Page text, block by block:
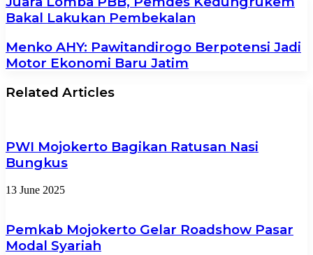
Bakal Lakukan Pembekalan
Menko AHY: Pawitandirogo Berpotensi Jadi
Motor Ekonomi Baru Jatim
Related Articles
PWI Mojokerto Bagikan Ratusan Nasi
Bungkus
13 June 2025
Pemkab Mojokerto Gelar Roadshow Pasar
Modal Syariah